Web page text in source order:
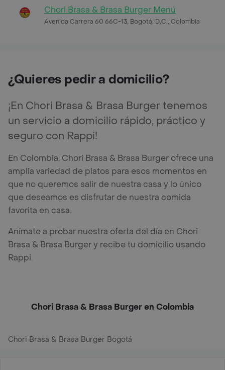
Chori Brasa & Brasa Burger Menú
Avenida Carrera 60 66C-13, Bogotá, D.C., Colombia
¿Quieres pedir a domicilio?
¡En Chori Brasa & Brasa Burger tenemos
un servicio a domicilio rápido, práctico y
seguro con Rappi!
En Colombia, Chori Brasa & Brasa Burger ofrece una
amplia variedad de platos para esos momentos en
que no queremos salir de nuestra casa y lo único
que deseamos es disfrutar de nuestra comida
favorita en casa.
Anímate a probar nuestra oferta del día en Chori
Brasa & Brasa Burger y recibe tu domicilio usando
Rappi.
Chori Brasa & Brasa Burger en Colombia
Chori Brasa & Brasa Burger Bogotá